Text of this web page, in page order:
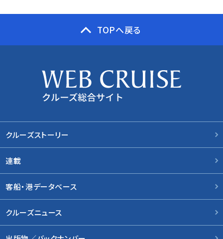
TOPへ戻る
クルーズストーリー
連載
客船・港データベース
クルーズニュース